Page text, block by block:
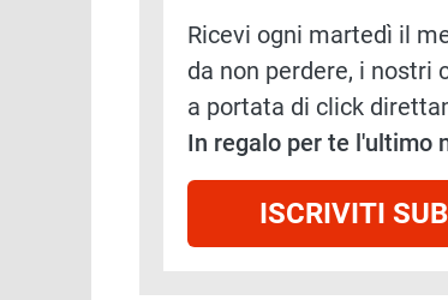
Ricevi ogni martedì il
da non perdere, i
a portata di click
In regalo per te l'ultimo
ISCRIVITI